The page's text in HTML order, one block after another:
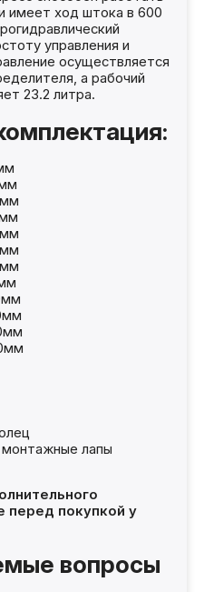
имеет ход штока в 600
управления и
осуществляется
а рабочий
23.2 литра.
лапы
перед покупкой у
вопросы